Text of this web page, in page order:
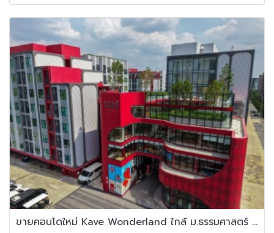
ขายคอนโดใหม่ Kave Wonderland ใกล้ ม.ธรรมศาสตร์ แต่งครบ พร้อมอยู่